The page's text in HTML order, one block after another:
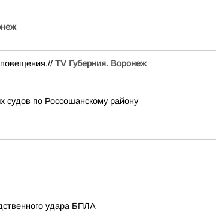
TV Губерния. Воронеж
судов по Россошанскому району
удара БПЛА